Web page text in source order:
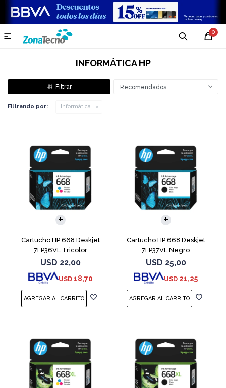
0

INFORMÁTICA HP
Recomendados
Filtrando por: Informática
Cartucho HP 668 Deskjet
7FP36VL Tricolor
USD 22,00
USD 18,70
Cartucho HP 668 Deskjet
7FP37VL Negro
USD 25,00
USD 21,25